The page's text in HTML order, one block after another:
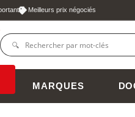
Meilleurs prix négociés
MARQUES